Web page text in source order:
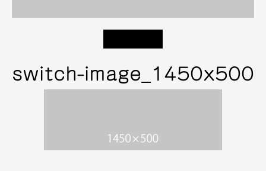
switch-image_1450x500